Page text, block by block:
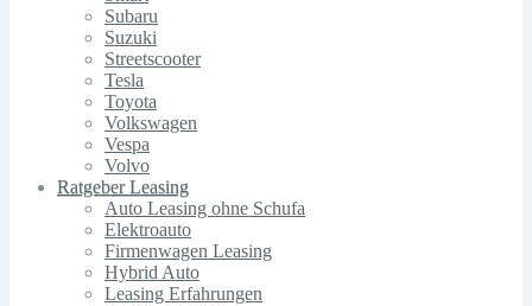
Subaru
Suzuki
Streetscooter
Tesla
Toyota
Volkswagen
Vespa
Volvo
Ratgeber Leasing
Auto Leasing ohne Schufa
Elektroauto
Firmenwagen Leasing
Hybrid Auto
Leasing Erfahrungen